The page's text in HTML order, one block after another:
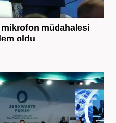
mikrofon müdahalesi
oldu